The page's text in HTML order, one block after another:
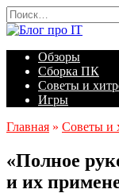
Перейти
к
содержанию
Search
for:
Обзоры
Сборка ПК
Советы и
Игры
Главная » Советы и
«Полное
и их